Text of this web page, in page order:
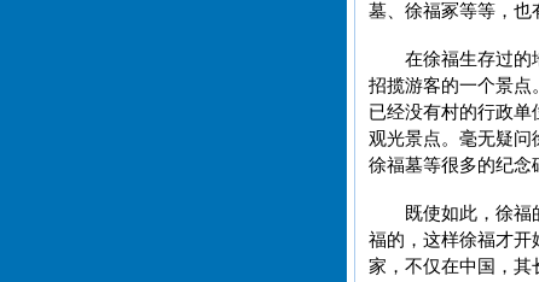
墓、徐福冢等等，也
在徐福生存过的
招揽游客的一个景点
已经没有村的行政单
观光景点。毫无疑问
徐福墓等很多的纪念
既使如此，徐
福的，这样徐福才开
家，不仅在中国，其